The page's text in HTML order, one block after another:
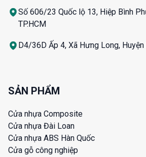
Số 606/23 Quốc lộ 13, Hiệp Bình
TP.HCM
D4/36D Ấp 4, Xã Hưng Long, Huyện
SẢN PHẨM
Cửa nhựa Composite
Cửa nhựa Đài Loan
Cửa nhựa ABS Hàn Quốc
Cửa gỗ công nghiệp